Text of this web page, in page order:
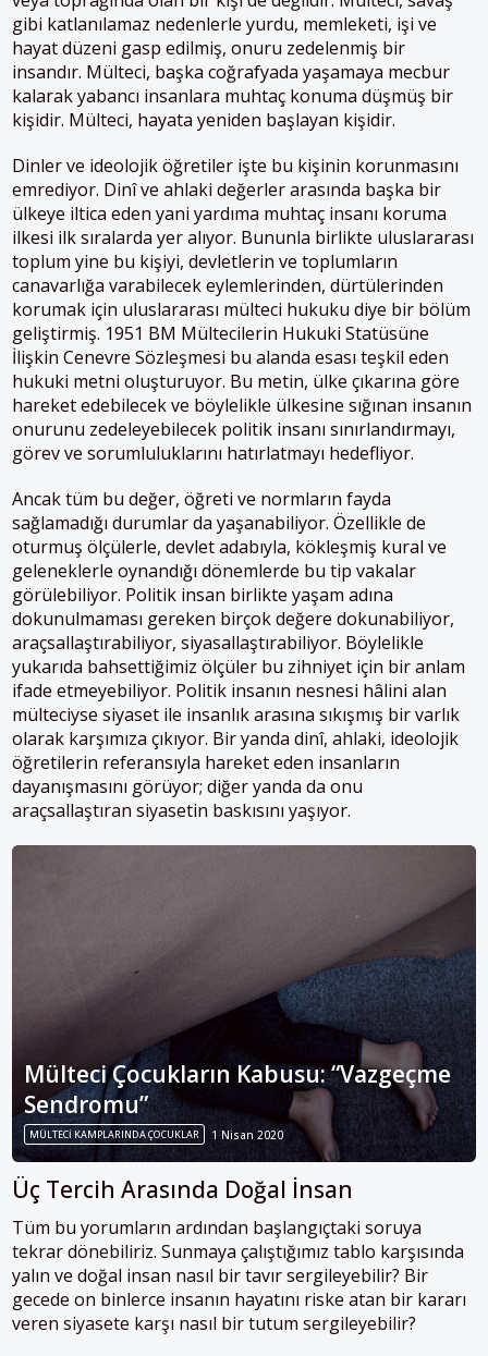
gibi katlanılamaz nedenlerle yurdu, memleketi, işi ve
hayat düzeni gasp edilmiş, onuru zedelenmiş bir
insandır. Mülteci, başka coğrafyada yaşamaya mecbur
kalarak yabancı insanlara muhtaç konuma düşmüş bir
kişidir. Mülteci, hayata yeniden başlayan kişidir.
Dinler ve ideolojik öğretiler işte bu kişinin korunmasını
emrediyor. Dinî ve ahlaki değerler arasında başka bir
ülkeye iltica eden yani yardıma muhtaç insanı koruma
ilkesi ilk sıralarda yer alıyor. Bununla birlikte uluslararası
toplum yine bu kişiyi, devletlerin ve toplumların
canavarlığa varabilecek eylemlerinden, dürtülerinden
korumak için uluslararası mülteci hukuku diye bir bölüm
geliştirmiş. 1951 BM Mültecilerin Hukuki Statüsüne
İlişkin Cenevre Sözleşmesi bu alanda esası teşkil eden
hukuki metni oluşturuyor. Bu metin, ülke çıkarına göre
hareket edebilecek ve böylelikle ülkesine sığınan insanın
onurunu zedeleyebilecek politik insanı sınırlandırmayı,
görev ve sorumluluklarını hatırlatmayı hedefliyor.
Ancak tüm bu değer, öğreti ve normların fayda
sağlamadığı durumlar da yaşanabiliyor. Özellikle de
oturmuş ölçülerle, devlet adabıyla, kökleşmiş kural ve
geleneklerle oynandığı dönemlerde bu tip vakalar
görülebiliyor. Politik insan birlikte yaşam adına
dokunulmaması gereken birçok değere dokunabiliyor,
araçsallaştırabiliyor, siyasallaştırabiliyor. Böylelikle
yukarıda bahsettiğimiz ölçüler bu zihniyet için bir anlam
ifade etmeyebiliyor. Politik insanın nesnesi hâlini alan
mülteciyse siyaset ile insanlık arasına sıkışmış bir varlık
olarak karşımıza çıkıyor. Bir yanda dinî, ahlaki, ideolojik
öğretilerin referansıyla hareket eden insanların
dayanışmasını görüyor; diğer yanda da onu
araçsallaştıran siyasetin baskısını yaşıyor.
Mülteci Çocukların Kabusu: “Vazgeçme
Sendromu”
MÜLTECI KAMPLARINDA ÇOCUKLAR 1 Nisan 2020
Üç Tercih Arasında Doğal İnsan
Tüm bu yorumların ardından başlangıçtaki soruya
tekrar dönebiliriz. Sunmaya çalıştığımız tablo karşısında
yalın ve doğal insan nasıl bir tavır sergileyebilir? Bir
gecede on binlerce insanın hayatını riske atan bir kararı
veren siyasete karşı nasıl bir tutum sergileyebilir?